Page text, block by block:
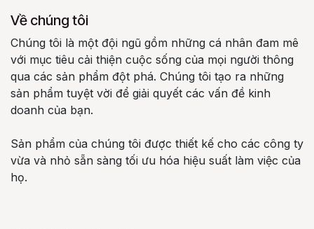
Về chúng tôi
Chúng tôi là một đội ngũ gồm những cá nhân đam mê
với mục tiêu cải thiện cuộc sống của mọi người thông
qua các sản phẩm đột phá. Chúng tôi tạo ra những
sản phẩm tuyệt vời để giải quyết các vấn đề kinh
doanh của bạn.
Sản phẩm của chúng tôi được thiết kế cho các công ty
vừa và nhỏ sẵn sàng tối ưu hóa hiệu suất làm việc của
họ.